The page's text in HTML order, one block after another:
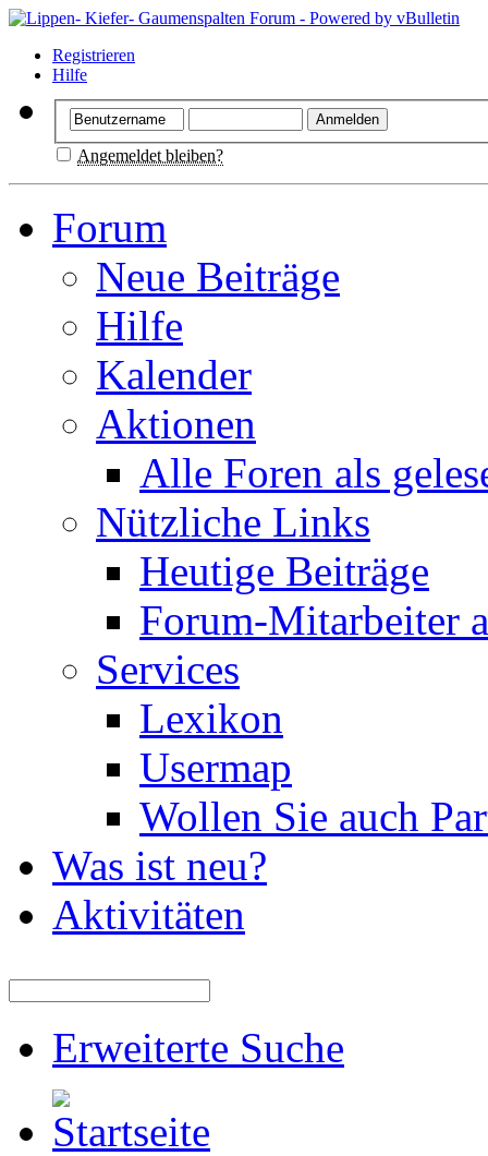
Registrieren
Hilfe
Angemeldet bleiben?
Forum
Neue Beiträge
Hilfe
Kalender
Aktionen
Alle Foren als
Nützliche Links
Heutige Beiträge
Forum-Mitarbeiter
Services
Lexikon
Usermap
Wollen Sie auch
Was ist neu?
Aktivitäten
Erweiterte Suche